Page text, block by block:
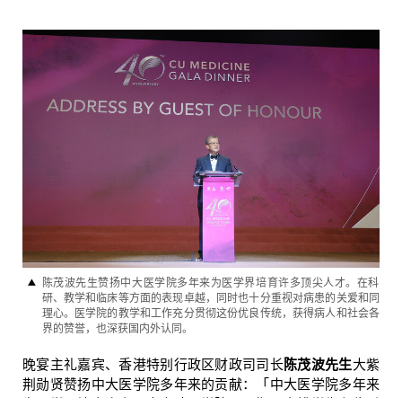
陈茂波先生赞扬中大医学院多年来为医学界培育许多顶尖人才。在科
研、教学和临床等方面的表现卓越，同时也十分重视对病患的关爱和同
理心。医学院的教学和工作充分贯彻这份优良传统，获得病人和社会各
界的赞誉，也深获国内外认同。
晚宴主礼嘉宾、香港特别行政区财政司司长陈茂波先生大紫
荆勋贤赞扬中大医学院多年来的贡献：「中大医学院多年来